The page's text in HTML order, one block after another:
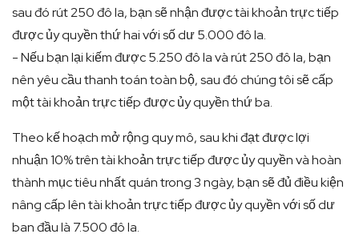
sau đó rút 250 đô la, bạn sẽ nhận được tài khoản trực tiếp
được ủy quyền thứ hai với số dư 5.000 đô la.
- Nếu bạn lại kiếm được 5.250 đô la và rút 250 đô la, bạn
nên yêu cầu thanh toán toàn bộ, sau đó chúng tôi sẽ cấp
một tài khoản trực tiếp được ủy quyền thứ ba.
Theo kế hoạch mở rộng quy mô, sau khi đạt được lợi
nhuận 10% trên tài khoản trực tiếp được ủy quyền và hoàn
thành mục tiêu nhất quán trong 3 ngày, bạn sẽ đủ điều kiện
nâng cấp lên tài khoản trực tiếp được ủy quyền với số dư
ban đầu là 7.500 đô la.